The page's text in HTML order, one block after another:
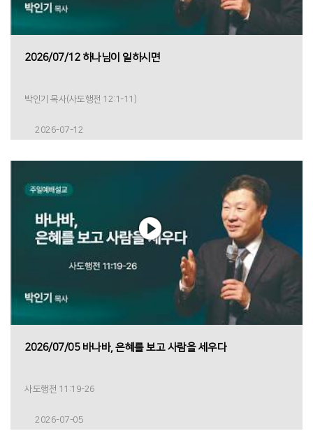
2026/07/12 하나님이 일하시면
박인기 목사(사도행전 12:1-11)
2026-07-12
2026/07/05 바나바, 은혜를 보고 사람을 세우다
사도행전 11:19-26
2026-07-05